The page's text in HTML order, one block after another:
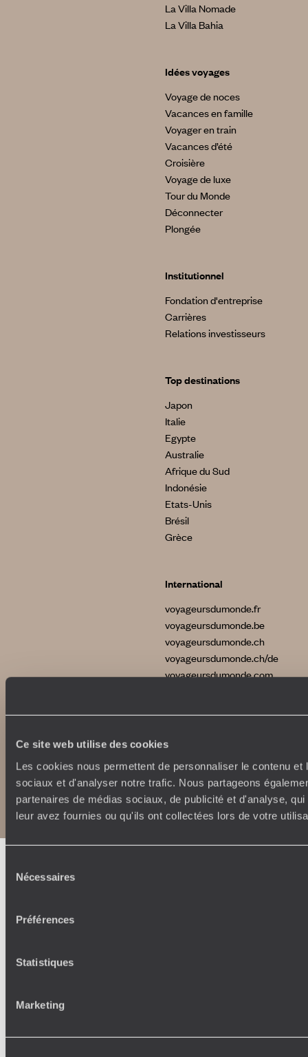
Ce site web utilise des cookies
Les cookies nous permettent de personnaliser le contenu
sociaux et d'analyser notre trafic. Nous partageons
partenaires de médias sociaux, de publicité et d'analyse,
leur avez fournies ou qu'ils ont collectées lors de votre
Nécessaires
Préférences
Statistiques
Marketing
La Villa Nomade
La Villa Bahia
Idées voyages
Voyage de noces
Vacances en famille
Voyager en train
Vacances d’été
Croisière
Voyage de luxe
Tour du Monde
Déconnecter
Plongée
Institutionnel
Fondation d'entreprise
Carrières
Relations investisseurs
Top destinations
Japon
Italie
Egypte
Australie
Afrique du Sud
Indonésie
Etats-Unis
Brésil
Grèce
International
voyageursdumonde.fr
voyageursdumonde.be
voyageursdumonde.ch
voyageursdumonde.ch/de
voyageursdumonde.com
CopyrightsPlan du site
Politique de confidentialité et de Cookies
Notice légale et CGU